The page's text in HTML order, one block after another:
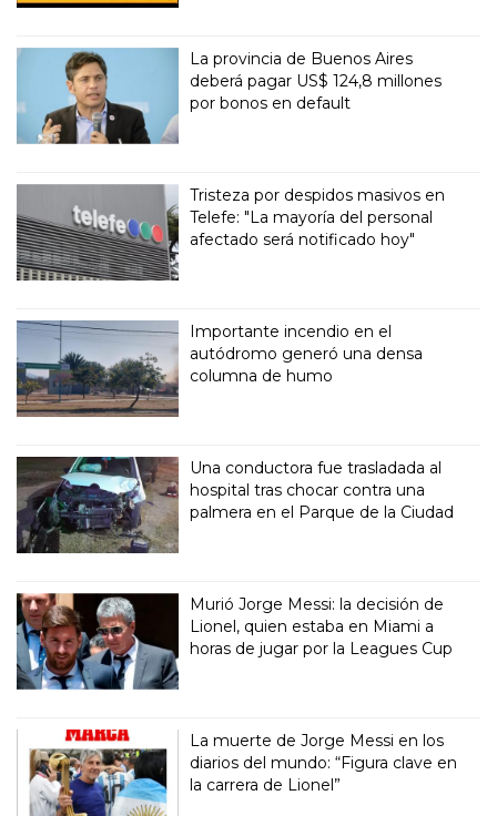
La provincia de Buenos Aires
deberá pagar US$ 124,8 millones
por bonos en default
Tristeza por despidos masivos en
Telefe: "La mayoría del personal
afectado será notificado hoy"
Importante incendio en el
autódromo generó una densa
columna de humo
Una conductora fue trasladada al
hospital tras chocar contra una
palmera en el Parque de la Ciudad
Murió Jorge Messi: la decisión de
Lionel, quien estaba en Miami a
horas de jugar por la Leagues Cup
La muerte de Jorge Messi en los
diarios del mundo: “Figura clave en
la carrera de Lionel”